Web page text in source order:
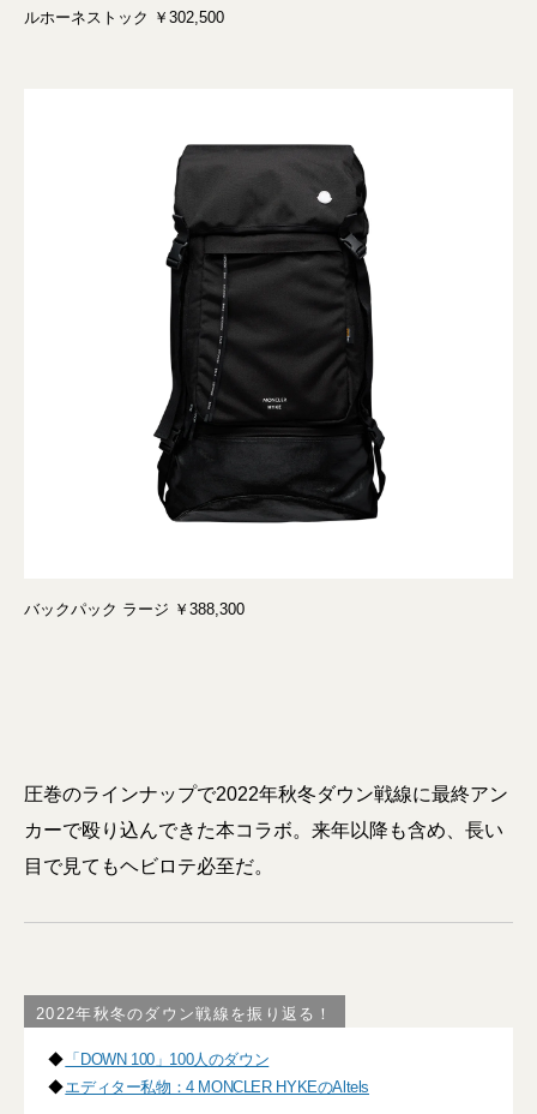
ルホーネストック ￥302,500
バックパック ラージ ￥388,300
圧巻のラインナップで2022年秋冬ダウン戦線に最終アン
カーで殴り込んできた本コラボ。来年以降も含め、長い
目で見てもヘビロテ必至だ。
2022年秋冬のダウン戦線を振り返る！
◆ 「DOWN 100」100人のダウン
◆エディター私物：4 MONCLER HYKEのAltels